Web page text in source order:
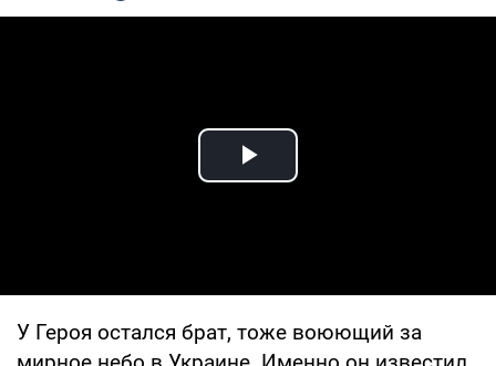
Play Video
У Героя остался брат, тоже воюющий за